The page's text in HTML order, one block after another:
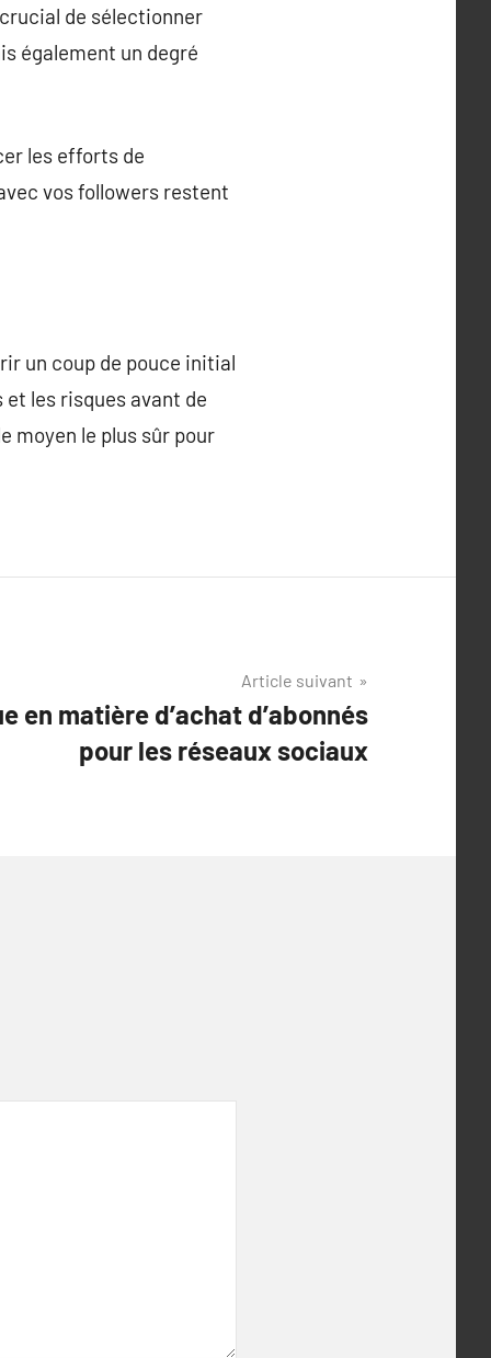
de sélectionner
également un degré
les efforts de
vos followers restent
un coup de pouce initial
les risques avant de
moyen le plus sûr pour
Article suivant
en matière d’achat d’abonnés
pour les réseaux sociaux